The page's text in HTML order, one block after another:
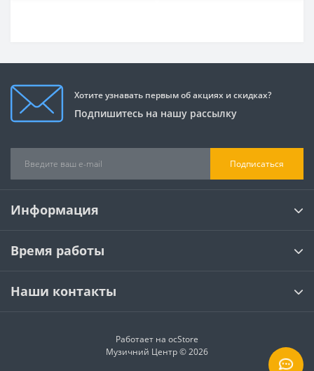
Хотите узнавать первым об акциях и скидках?
Подпишитесь на нашу рассылку
Подписаться
Информация
Время работы
Наши контакты
Работает на ocStore
Музичний Центр © 2026